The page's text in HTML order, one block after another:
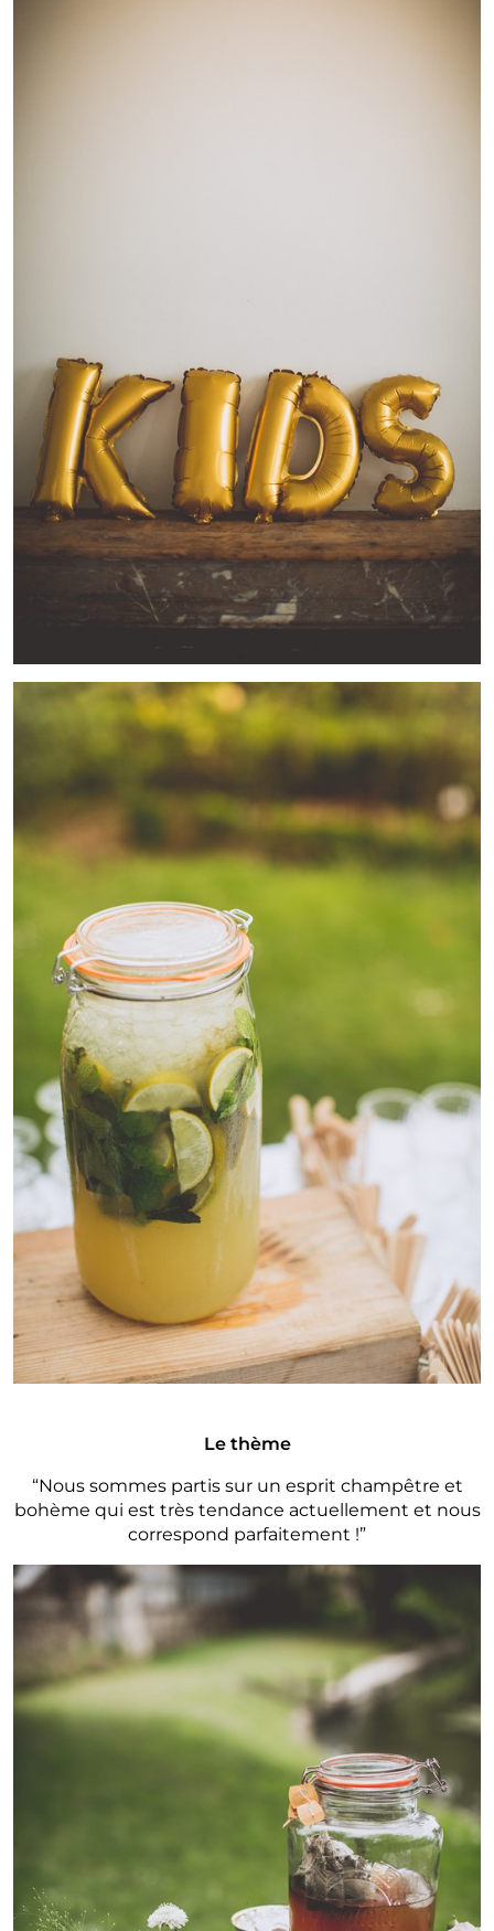
Le thème
“Nous sommes partis sur un esprit champêtre et
bohème qui est très tendance actuellement et nous
correspond parfaitement !”